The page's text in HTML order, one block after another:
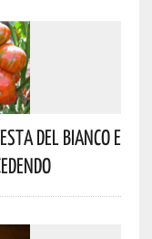
Del Bianco E